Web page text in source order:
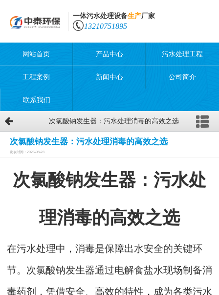
一体污水处理设备生产厂家
13210751895
网站首页 产品中心 污水处理工程
工程案例 新闻中心 公司简介
联系我们
次氯酸钠发生器：污水处理消毒的高效之选
次氯酸钠发生器：污水处理消毒的高效之选
发表时间：2025-08-23
次氯酸钠发生器：污水处
理消毒的高效之选
在污水处理中，消毒是保障出水安全的关键环
节。次氯酸钠发生器通过电解食盐水现场制备消
毒药剂，凭借安全、高效的特性，成为各类污水